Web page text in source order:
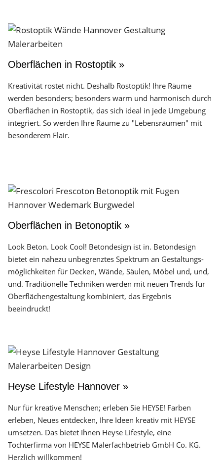
Oberflächen in Rostoptik »
Kreativität rostet nicht. Deshalb Rostoptik! Ihre Räume
werden besonders; besonders warm und harmonisch durch
Oberflächen in Rostoptik, das sich ideal in jede Umgebung
integriert. So werden Ihre Räume zu "Lebensräumen" mit
besonderem Flair.
Oberflächen in Betonoptik »
Look Beton. Look Cool! Betondesign ist in. Betondesign
bietet ein nahezu unbegrenztes Spektrum an Gestaltungs­
möglichkeiten für Decken, Wände, Säulen, Möbel und, und,
und. Traditionelle Techniken werden mit neuen Trends für
Oberflächen­gestaltung kombiniert, das Ergebnis
beeindruckt!
Heyse Lifestyle Hannover »
Nur für kreative Menschen; erleben Sie HEYSE! Farben
erleben, Neues entdecken, Ihre Ideen kreativ mit HEYSE
umsetzen. Das bietet Ihnen Heyse Lifestyle, eine
Tochterfirma von HEYSE Malerfachbetrieb GmbH Co. KG.
Herzlich willkommen!